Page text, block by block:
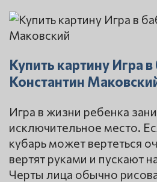
Купить картину Игра
Константин
Игра в жизни ребенка
исключительное место.
кубарь может вертеться
вертят руками и пускают
Черты лица обычно